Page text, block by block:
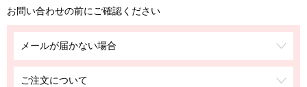
お問い合わせの前にご確認ください
メールが届かない場合
ご注文について